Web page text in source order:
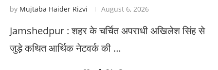
by Mujtaba Haider Rizvi August 6, 2026
Jamshedpur : शहर के चर्चित अपराधी अखिलेश सिंह से
जुड़े कथित आर्थिक नेटवर्क की …